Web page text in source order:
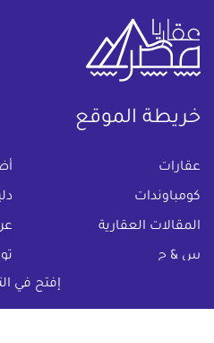
إفتح في
خريطة الموقع
عقارات
كومباوندات
المقالات العقارية
س & ج